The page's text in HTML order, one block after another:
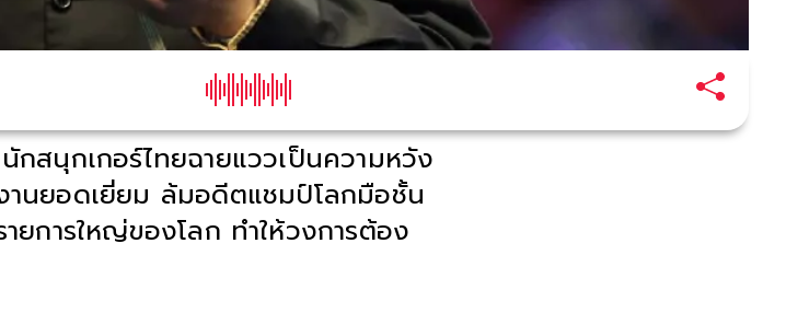
สนุกเกอร์ไทยฉายแววเป็นความหวัง
านยอดเยี่ยม ล้มอดีตแชมป์โลกมือชั้น
ยการใหญ่ของโลก ทำให้วงการต้อง